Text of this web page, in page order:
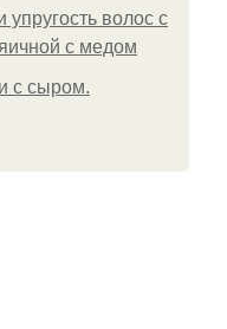
упругость волос с
с медом
с сыром.